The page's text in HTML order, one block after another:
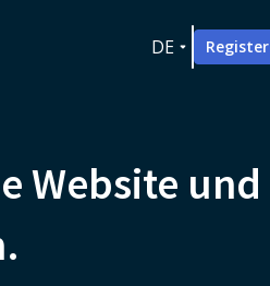
DE Register
Website und